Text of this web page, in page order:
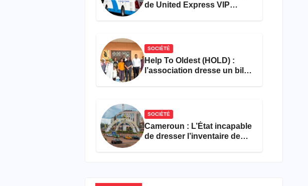
de United Express VIP
SOCIÉTÉ
Help To Oldest (HOLD) :
l’association dresse un bilan
SOCIÉTÉ
Cameroun : L’État incapable
de dresser l’inventaire de